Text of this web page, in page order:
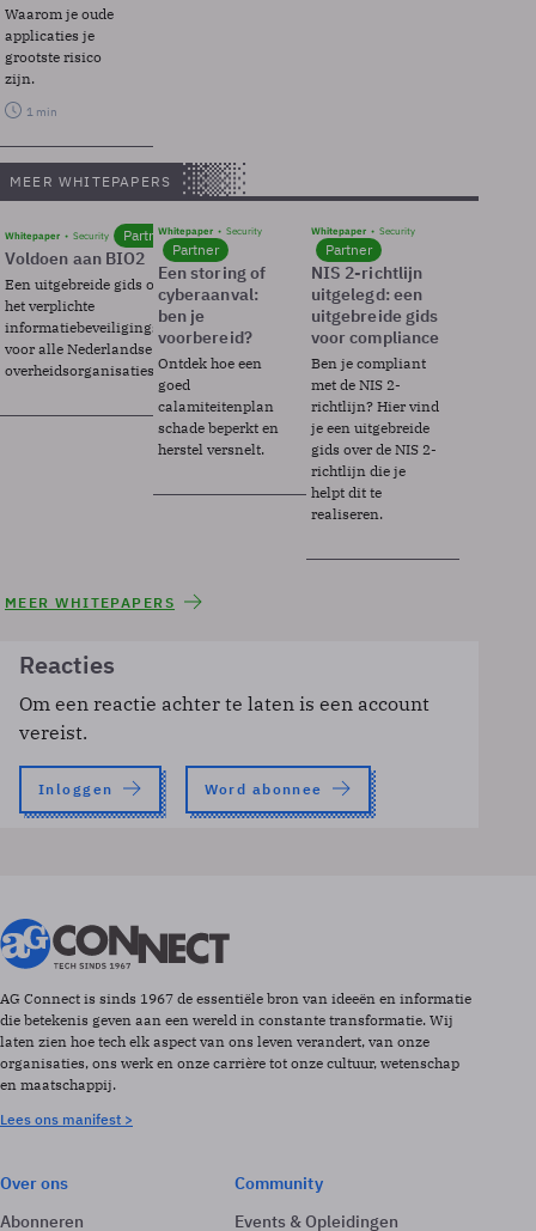
Waarom je oude
applicaties je
grootste risico
zijn.
1 min
MEER WHITEPAPERS
Whitepaper Security Partner
Voldoen aan BIO2
Een uitgebreide gids over BIO2,
het verplichte
informatiebeveiligingsframework
voor alle Nederlandse
overheidsorganisaties.
Whitepaper Security
Partner
Een storing of
cyberaanval:
ben je
voorbereid?
Ontdek hoe een
goed
calamiteitenplan
schade beperkt en
herstel versnelt.
Whitepaper Security
Partner
NIS 2-richtlijn
uitgelegd: een
uitgebreide gids
voor compliance
Ben je compliant
met de NIS 2-
richtlijn? Hier vind
je een uitgebreide
gids over de NIS 2-
richtlijn die je
helpt dit te
realiseren.
MEER WHITEPAPERS
Reacties
Om een reactie achter te laten is een account
vereist.
Inloggen Word abonnee
AG Connect is sinds 1967 de essentiële bron van ideeën en informatie
die betekenis geven aan een wereld in constante transformatie. Wij
laten zien hoe tech elk aspect van ons leven verandert, van onze
organisaties, ons werk en onze carrière tot onze cultuur, wetenschap
en maatschappij.
Lees ons manifest >
Over ons
Abonneren
Community
Events & Opleidingen